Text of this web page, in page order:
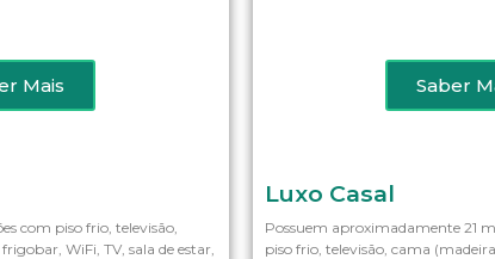
Saber Mais
Mais Saber Mais
com piso frio, televisão,
WiFi, TV, sala de estar,
Saber
Luxo Casal
Possuem aproximadamente 21
piso frio, televisão, cama